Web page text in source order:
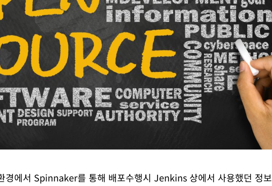
에서 Spinnaker를 통해 배포수행시 Jenkins 상에서 사용했던 정보